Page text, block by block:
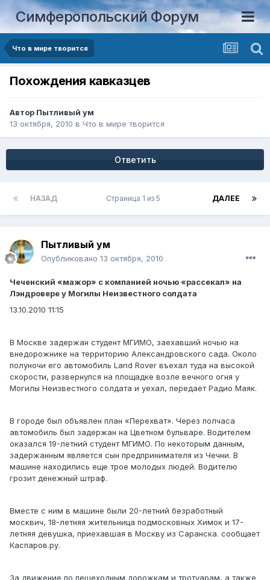
Симферопольский Форум
Что в мире творится
Похождения кавказцев
Автор Пытливый ум
13 октября, 2010 в Что в мире творится
Ответить
НАЗАД ДАЛЕЕ
Страница 1 из 5
Пытливый ум
Опубликовано 13 октября, 2010
Чеченский «мажор» с компанией ночью «рассекал» на
Лэндровере у Могилы Неизвестного солдата
13.10.2010 11:15
В Москве задержан студент МГИМО, заехавший ночью на
внедорожнике на территорию Александровского сада. Около
полуночи его автомобиль Land Rover въехал туда на высокой
скорости, развернулся на площадке возле вечного огня у
Могилы Неизвестного солдата и уехал, передаёт Радио Маяк.
В городе был объявлен план «Перехват». Через полчаса
автомобиль был задержан на Цветном бульваре. Водителем
оказался 19-летний студент МГИМО. По некоторым данным,
задержанным является сын предпринимателя из Чечни. В
машине находились еще трое молодых людей. Водителю
грозит денежный штраф.
Вместе с ним в машине были 20-летний безработный
москвич, 18-летняя жительница подмосковных Химок и 17-
летняя девушка, приехавшая в Москву из Саранска. сообщает
Каспаров.ру.
За движение по пешеходным дорожкам и тротуарам, а также